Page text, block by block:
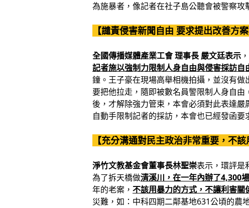
為施暴者，像記者在社子島公聽會被警察
【譴責侵害新聞自由 要求提出改善方案
全國傳播媒體產業工會 理事長 嚴文廷表示
記者施以強制力限制人身自由與侵害採訪自
鐘。王子豪在現場高舉相機拍攝，並沒有
要把他拉走，隨即被數名員警限制人身自
後，才解除強力管束，本會必須對此表達嚴
自動手限制記者的採訪，本會也已經發函要
【充分溝通對民主政治非常重要，不
淨竹文教基金會董事長林聖崇表示，環評是
為了拆天橋做清溪川，在一年內辦了4,300
年的老案， 不該用暴力的方式，不讓利害關
災難，如：中科四期二鄰基地631公頃的農